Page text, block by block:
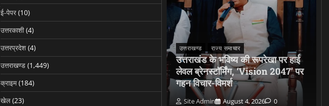
ई-पेपर(10)
उत्तरकाशी(4)
उत्तरप्रदेश (4)
उत्तराखण्ड (1,449)
क्राइम(184)
खेल(23)
उत्तराखण्ड
मध्यमहेश्वर यात्रा मार्ग पर बड़ा हादसा:
ट्रॉली में बैठने से पहले नदी में गिरा
तीर्थयात्री, रेस्क्यू कर बचाई गई जान
उत्तराखण्ड राज्य समाचार
उत्तराखंड के भविष्य की रूपरेखा पर हाई
लेवल ब्रेनस्टॉर्मिंग, ‘Vision 2047’ पर
गहन विचार-विमर्श
Site Admin August 4, 2026 0